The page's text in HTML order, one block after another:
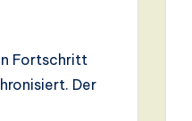
Fortschritt
Der